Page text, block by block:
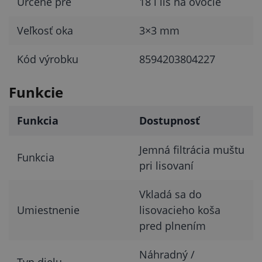
Veľkosť oka 3×3 mm
Kód výrobku 8594203804227
Funkcie
Funkcia Dostupnosť
Funkcia
Jemná filtrácia muštu
pri lisovaní
Umiestnenie
Vkladá sa do
lisovacieho koša
pred plnením
Náhradný /